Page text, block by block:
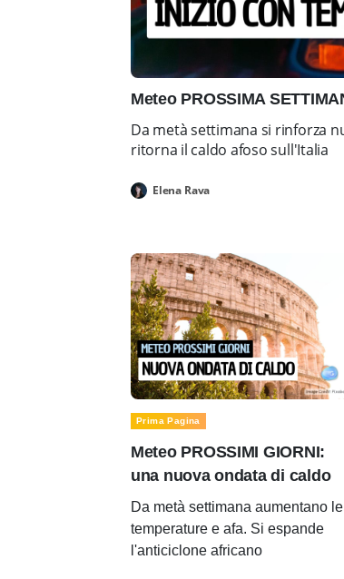
Meteo PROSSIMA
Da metà settimana si rinforza
ritorna il caldo afoso sull'Italia
Elena Rava
Prima Pagina
Meteo PROSSIMI GIORNI:
una nuova ondata di caldo
Da metà settimana aumentano le
temperature e afa. Si espande
l'anticiclone africano